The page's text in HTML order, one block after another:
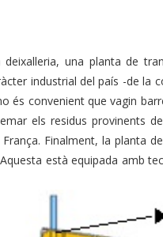
una planta de
industrial del país -de la
és convenient que vagin
els residus provinents
Finalment, la planta
està equipada amb